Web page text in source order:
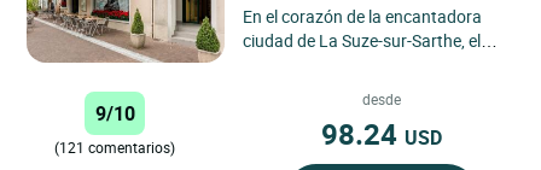
En el corazón de la encantadora
ciudad de La Suze-sur-Sarthe, el
bienvenida en un entorno...
9/10
(121 comentarios)
desde
98.24 USD